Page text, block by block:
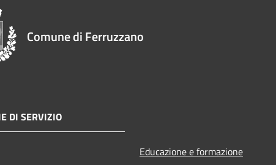
Comune di Ferruzzano
DI SERVIZIO
Educazione e formazione